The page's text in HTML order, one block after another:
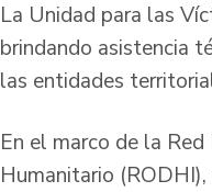
La Unidad para las
brindando asistencia
las entidades
En el marco de la
Humanitario